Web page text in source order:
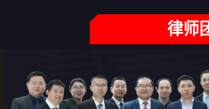
律师